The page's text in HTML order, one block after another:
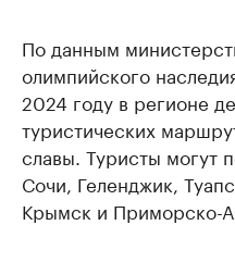
По данным
олимпийского
2024 году в регионе
туристических
славы. Туристы могут
Сочи, Геленджик,
Крымск и Приморско-